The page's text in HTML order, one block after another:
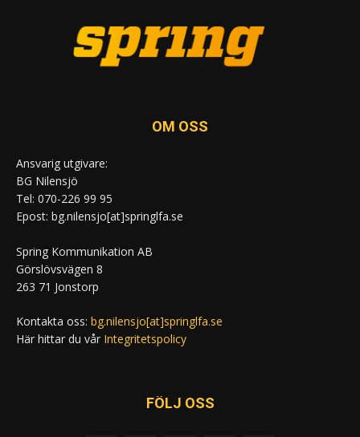
OM OSS
Ansvarig utgivare:
BG Nilensjö
Tel: 070-226 99 95
Epost: bg.nilensjo[at]springlfa.se
Spring Kommunikation AB
Görslövsvägen 8
263 71 Jonstorp
Kontakta oss: bg.nilensjo[at]springlfa.se
Här hittar du vår Integritetspolicy
FÖLJ OSS